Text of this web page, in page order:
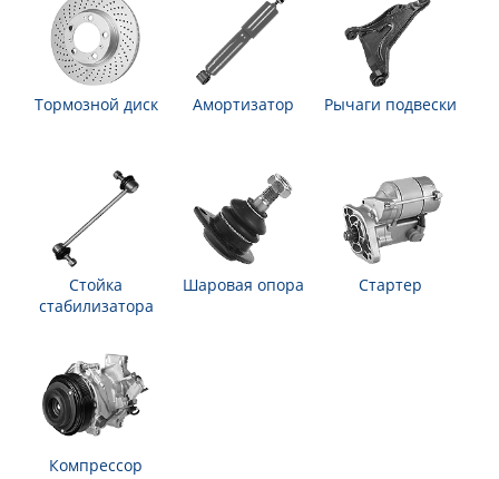
Тормозной диск Амортизатор Рычаги подвески
Стойка
стабилизатора
Шаровая опора Стартер
Компрессор